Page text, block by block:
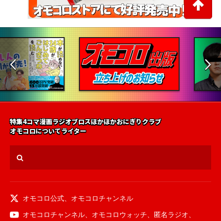
特集4コマ漫画ラジオブロスほかほかおにぎりクラブ
オモコロについてライター
オモコロ公式、 オモコロチャンネル
オモコロチャンネル、 オモコロウォッチ、 匿名ラジオ、